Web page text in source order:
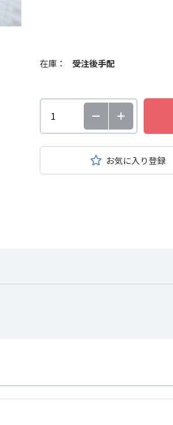
在庫： 受注後手配
お気に入り登録